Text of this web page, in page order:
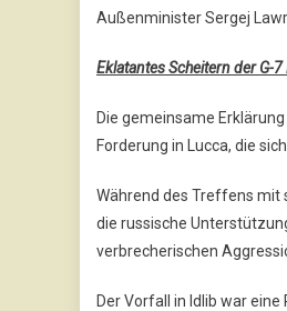
Außenminister Sergej
Eklatantes Scheitern der G-
Die gemeinsame
Forderung in Lucca, die
Während des Treffens mit
die russische
verbrecherischen
Der Vorfall in Idlib war